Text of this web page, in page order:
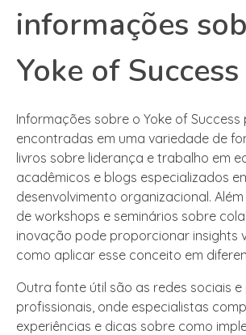
informações
Yoke of Success
Informações sobre o Yoke of Success
encontradas em uma variedade de
livros sobre liderança e trabalho em
acadêmicos e blogs especializados
desenvolvimento organizacional.
de workshops e seminários sobre
inovação pode proporcionar insights
como aplicar esse conceito em
Outra fonte útil são as redes sociais
profissionais, onde especialistas
experiências e dicas sobre como